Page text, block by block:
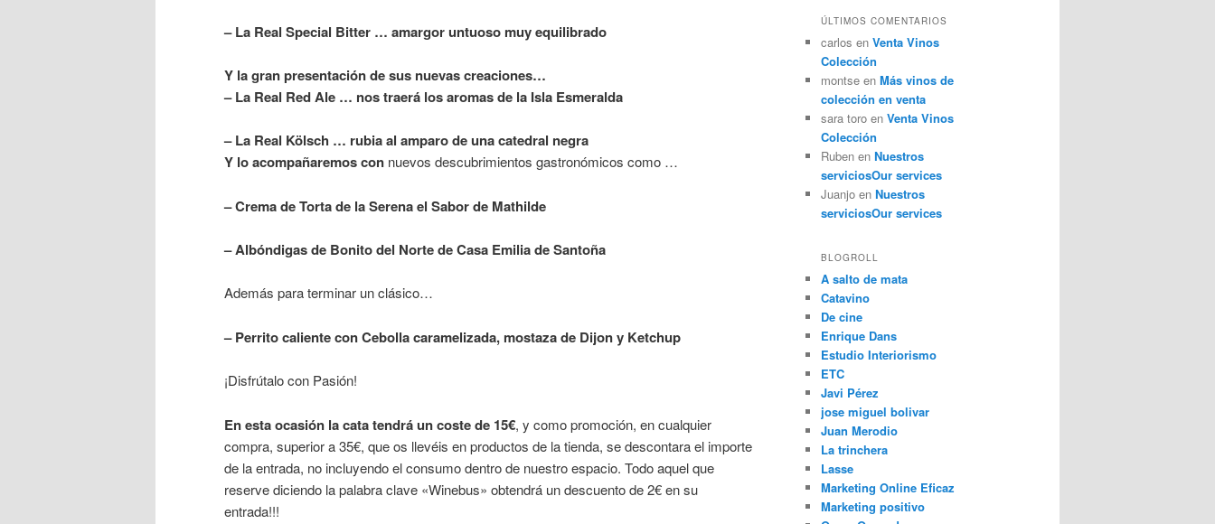
– La Real Special Bitter … amargor untuoso muy equilibrado
Y la gran presentación de sus nuevas creaciones…
– La Real Red Ale … nos traerá los aromas de la Isla Esmeralda
– La Real Kölsch … rubia al amparo de una catedral negra
Y lo acompañaremos con nuevos descubrimientos gastronómicos como …
– Crema de Torta de la Serena el Sabor de Mathilde
– Albóndigas de Bonito del Norte de Casa Emilia de Santoña
Además para terminar un clásico…
– Perrito caliente con Cebolla caramelizada, mostaza de Dijon y Ketchup
¡Disfrútalo con Pasión!
En esta ocasión la cata tendrá un coste de 15€, y como promoción, en cualquier
compra, superior a 35€, que os llevéis en productos de la tienda, se descontara el importe
de la entrada, no incluyendo el consumo dentro de nuestro espacio. Todo aquel que
reserve diciendo la palabra clave «Winebus» obtendrá un descuento de 2€ en su
entrada!!!
ÚLTIMOS COMENTARIOS
carlos en Venta Vinos
Colección
montse en Más vinos de
colección en venta
sara toro en Venta Vinos
Colección
Ruben en Nuestros
serviciosOur services
Juanjo en Nuestros
serviciosOur services
BLOGROLL
A salto de mata
Catavino
De cine
Enrique Dans
Estudio Interiorismo
ETC
Javi Pérez
jose miguel bolivar
Juan Merodio
La trinchera
Lasse
Marketing Online Eficaz
Marketing positivo